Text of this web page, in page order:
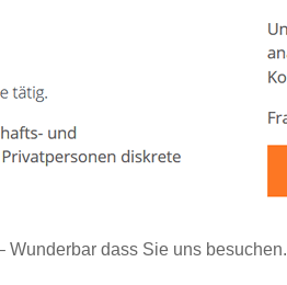
Wunderbar dass Sie uns besuchen.